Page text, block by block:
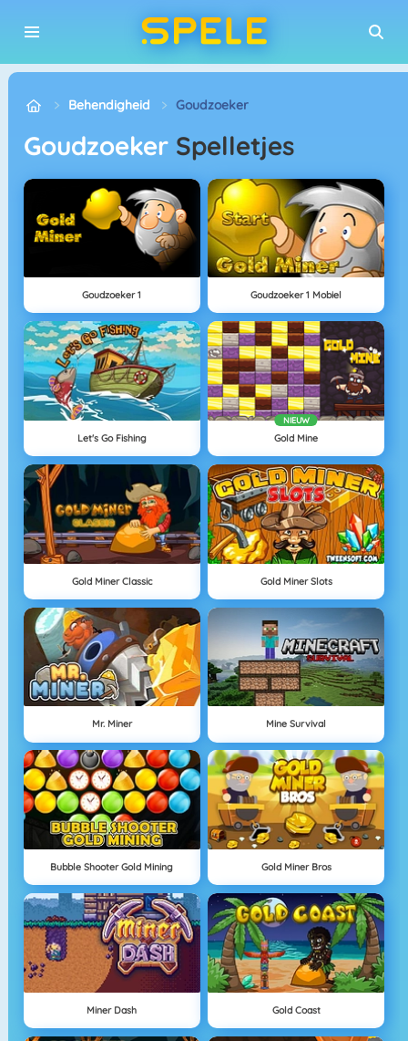
Behendigheid Goudzoeker
Goudzoeker Spelletjes
Goudzoeker 1 Goudzoeker 1 Mobiel
Let's Go Fishing
NIEUW
Gold Mine
Gold Miner Classic Gold Miner Slots
Mr. Miner Mine Survival
Bubble Shooter Gold Mining Gold Miner Bros
Miner Dash Gold Coast